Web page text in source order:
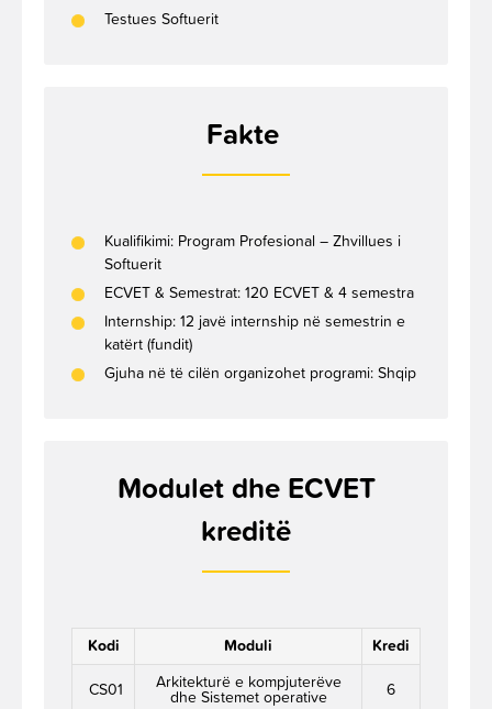
Testues Softuerit
Fakte
Kualifikimi: Program Profesional – Zhvillues i
Softuerit
ECVET & Semestrat: 120 ECVET & 4 semestra
Internship: 12 javë internship në semestrin e
katërt (fundit)
Gjuha në të cilën organizohet programi: Shqip
Modulet dhe ECVET
kreditë
Kodi Moduli Kredi
CS01
Arkitekturë e kompjuterëve
dhe Sistemet operative
6